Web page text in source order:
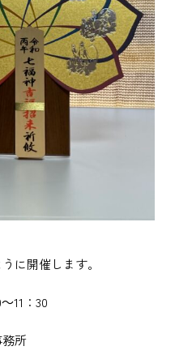
に開催します。
11：30
所